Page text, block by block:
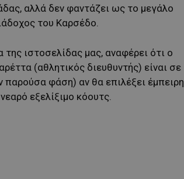
αλλά δεν φαντάζει ως το μεγάλο
του Καρσέδο.
ιστοσελίδας μας, αναφέρει ότι ο
(αθλητικός διευθυντής) είναι σε
παρούσα φάση) αν θα επιλέξει έμπειρη
εξελίξιμο κόουτς.